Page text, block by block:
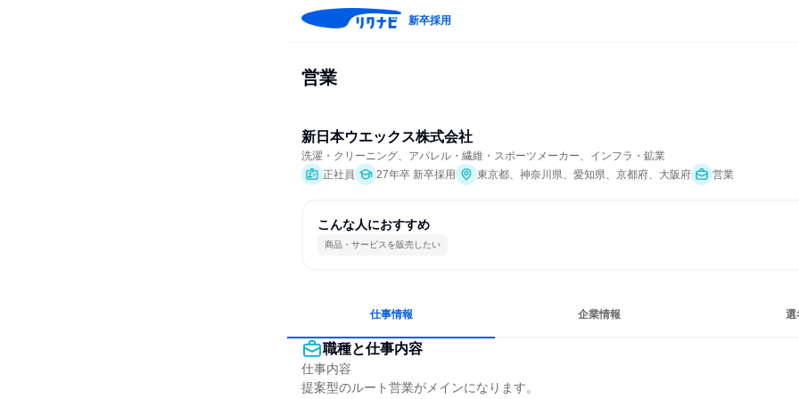
新卒採用
営業
新日本ウエックス株式会社
洗濯・クリーニング、アパレル・繊維・スポーツメーカー、インフラ・鉱業
正社員
27年卒 新卒採用 東京都、神奈川県、愛知県、京都府、大阪府 営業
こんな人におすすめ
商品・サービスを販売したい
仕事情報 企業情報 選
職種と仕事内容
仕事内容
提案型のルート営業がメインになります。